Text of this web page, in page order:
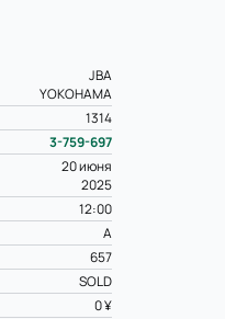
JBA
YOKOHAMA
1314
3-759-697
20 июня
2025
12:00
A
657
SOLD
0 ¥